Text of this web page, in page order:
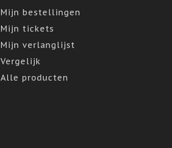
Mijn bestellingen
Mijn tickets
Mijn verlanglijst
Vergelijk
Alle producten